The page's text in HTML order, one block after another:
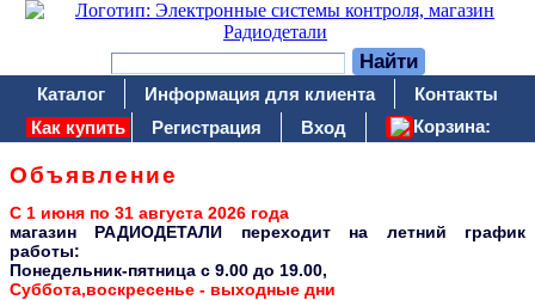
Каталог Информация для клиента
Контакты
Как купить
Регистрация Вход Корзина:
Объявление
С 1 июня по 31 августа 2026 года
магазин РАДИОДЕТАЛИ переходит на летний график
работы:
Понедельник-пятница c 9.00 до 19.00,
Суббота,воскресенье - выходные дни